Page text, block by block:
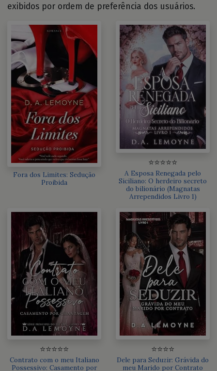
exibidos por ordem de preferência dos usuários.
Fora dos Limites: Sedução
Proibida
⭐⭐⭐⭐⭐
A Esposa Renegada pelo
Siciliano: O herdeiro secreto
do bilionário (Magnatas
Arrependidos Livro 1)
⭐⭐⭐⭐⭐
Contrato com o meu Italiano
Possessivo: Casamento por
⭐⭐⭐⭐
Dele para Seduzir: Grávida do
meu Marido por Contrato